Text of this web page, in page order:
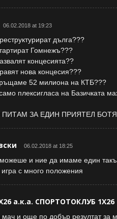
06.02.2018 at 19:23
дълга???
Гомнежъ???
концесията??
нова концесия???
52 милиона на КТБ???
плексигласа на Базичката
ЗА ЕДИН ПРИЯТЕЛ
06.02.2018 at 18:25
и ние да имаме един
с много положения
а.к.а. СПОРТОТОКЛУБ 1Х26
и още по добър резултат за